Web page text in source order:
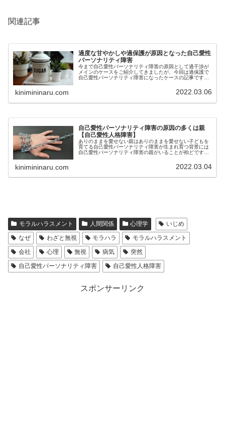
関連記事
過度な甘やかしや過保護が原因となった自己愛性
パーソナリティ障害
今まで自己愛性パーソナリティ障害の原因として過干渉が
メインのケースをご紹介してきましたが、今回は過保護で
自己愛性パーソナリティ障害になったケースの記事です。
kinimininaru.com 2022.03.06
自己愛性パーソナリティ障害の原因の多くは親
【自己愛性人格障害】
ありのままを愛せない親はありのままを愛せない子どもを
育てる自己愛性パーソナリティ障害が生まれ育つ背景には
自己愛性パーソナリティ障害の親がいることが殆どです。
kinimininaru.com 2022.03.04
モラルハラスメント 人間関係 心理学
いじめ
なぜ
わざと無視 モラハラ
モラルハラスメント
会社
心理 無視 病気
突然
自己愛性パーソナリティ障害
自己愛性人格障害
スポンサーリンク